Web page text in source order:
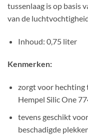
tussenlaag is op basis
van de
Inhoud: 0,75 liter
Kenmerken:
zorgt voor hechting
Hempel Silic One
tevens geschikt
beschadigde